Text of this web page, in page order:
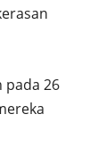
pada 26